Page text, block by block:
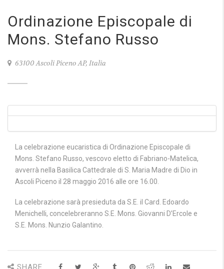
Ordinazione Episcopale di
Mons. Stefano Russo
63100 Ascoli Piceno AP, Italia
La celebrazione eucaristica di Ordinazione Episcopale di
Mons. Stefano Russo, vescovo eletto di Fabriano-Matelica,
avverrà nella Basilica Cattedrale di S. Maria Madre di Dio in
Ascoli Piceno il 28 maggio 2016 alle ore 16.00.
La celebrazione sarà presieduta da S.E. il Card. Edoardo
Menichelli, concelebreranno S.E. Mons. Giovanni D’Ercole e
S.E. Mons. Nunzio Galantino.
SHARE